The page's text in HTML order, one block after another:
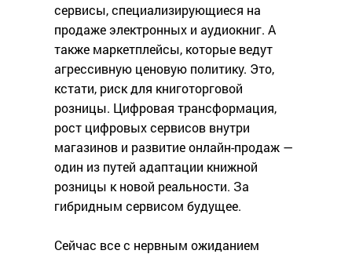
сервисы, специализирующиеся на
продаже электронных и аудиокниг. А
также маркетплейсы, которые ведут
агрессивную ценовую политику. Это,
кстати, риск для книготорговой
розницы. Цифровая трансформация,
рост цифровых сервисов внутри
магазинов и развитие онлайн-продаж —
один из путей адаптации книжной
розницы к новой реальности. За
гибридным сервисом будущее.
Сейчас все с нервным ожиданием